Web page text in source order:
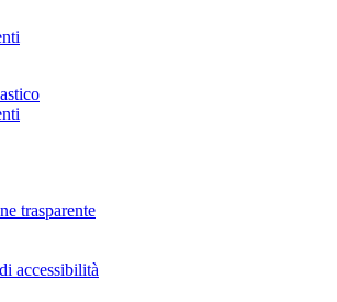
trasparente
accessibilità